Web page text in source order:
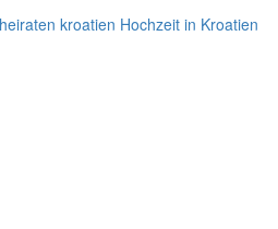
heiraten kroatien Hochzeit in Kroatien